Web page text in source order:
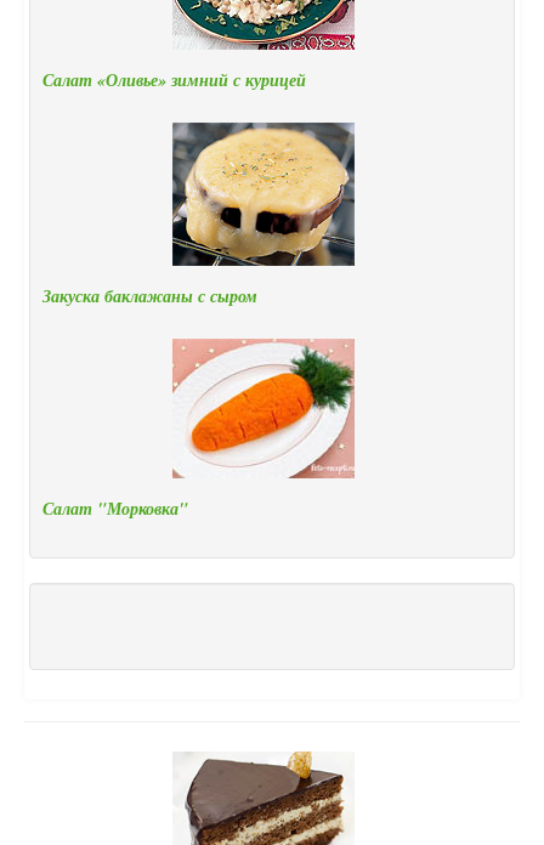
Салат «Оливье» зимний с курицей
Закуска баклажаны с сыром
Салат "Морковка"